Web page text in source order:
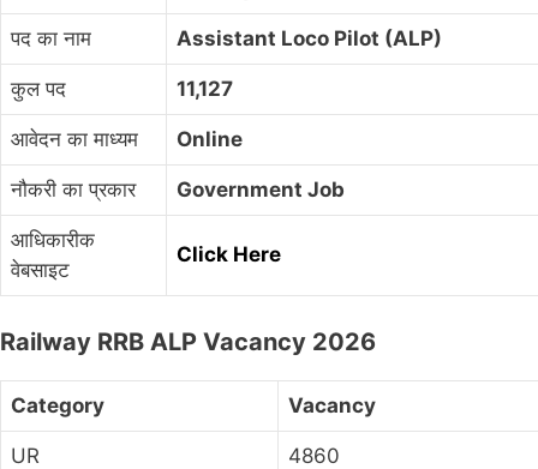
पद का नाम Assistant Loco Pilot (ALP)
कुल पद 11,127
आवेदन का माध्यम Online
नौकरी का प्रकार Government Job
आधिकारीक
वेबसाइट
Click Here
Railway RRB ALP Vacancy 2026
Category Vacancy
UR 4860